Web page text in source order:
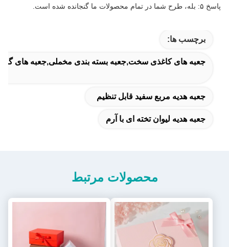
پاسخ ۵: بله، طرح شما در تمام محصولات ما گنجانده شده است.
برچسب ها:
جعبه های کاغذی سخت,جعبه بسته بندی مخملی,جعبه های
جعبه هدیه مربع سفید قابل تنظیم
جعبه هدیه لیوان تخته ای با آرم
محصولات مرتبط